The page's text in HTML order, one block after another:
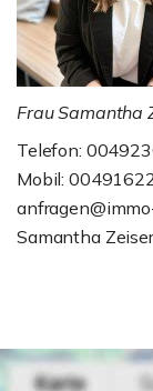
Frau Samantha
Telefon:
Mobil:
Samantha Zeiser